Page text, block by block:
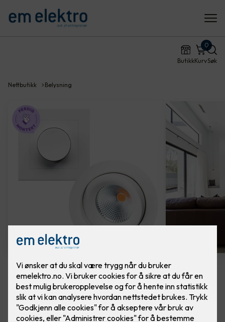
ButikkKurv
0
Søk
Nettbutikk Belysning
4 stk hvite LED downlights
rehab inkl. LED dimmer